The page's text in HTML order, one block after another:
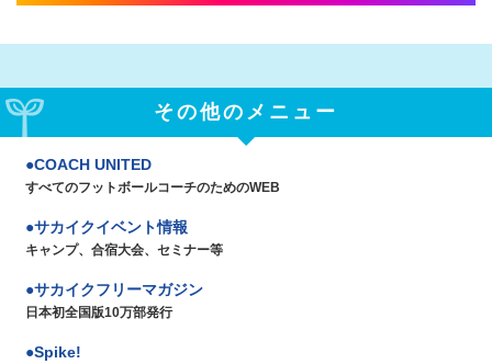
その他のメニュー
COACH UNITED
すべてのフットボールコーチのためのWEB
サカイクイベント情報
キャンプ、合宿大会、セミナー等
サカイクフリーマガジン
日本初全国版10万部発行
Spike!